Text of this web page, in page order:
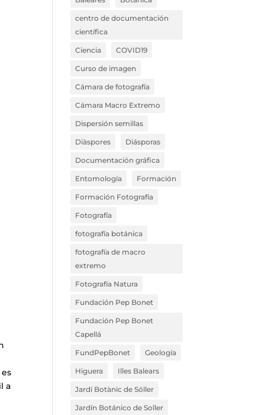
a
centro de documentación
científica
Ciencia COVID19
Curso de imagen
Cámara de fotografía
Cámara Macro Extremo
Dispersión semillas
Diàspores Diásporas
Documentación gráfica
Entomología Formación
Formación Fotografía
Fotografía
fotografía botánica
fotografía de macro
extremo
Fotografía Natura
Fundación Pep Bonet
Fundación Pep Bonet
Capellá
FundPepBonet Geología
Higuera Illes Balears
Jardí Botànic de Sóller
Jardín Botánico de Soller